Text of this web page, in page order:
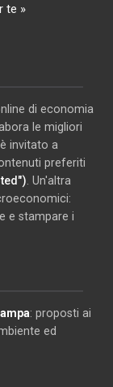
te »
di economia
le migliori
invitato a
preferiti
. Un'altra
e stampare i
: proposti ai
ed